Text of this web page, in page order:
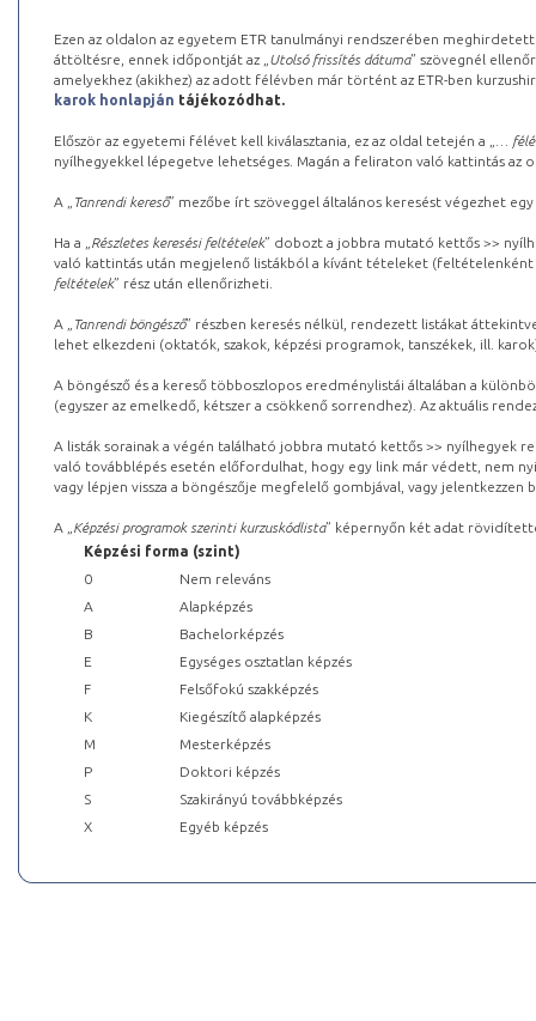
Ezen az oldalon az egyetem ETR tanulmányi rendszerében
áttöltésre, ennek időpontját az „ Utolsó frissítés dátuma” szövegnél
amelyekhez (akikhez) az adott félévben már történt az ETR-ben
karok honlapján tájékozódhat.
Először az egyetemi félévet kell kiválasztania, ez az oldal tetején a „
…
nyílhegyekkel lépegetve lehetséges. Magán a feliraton való kattintás az
A „ Tanrendi kereső” mezőbe írt szöveggel általános keresést végezhet
Ha a „ Részletes keresési feltételek” dobozt a jobbra mutató kettős >>
való kattintás után megjelenő listákból a kívánt tételeket (feltételenként
feltételek” rész után ellenőrizheti.
A „ Tanrendi böngésző” részben keresés nélkül, rendezett listákat
lehet elkezdeni (oktatók, szakok, képzési programok, tanszékek, ill.
A böngésző és a kereső többoszlopos eredménylistái általában a
(egyszer az emelkedő, kétszer a csökkenő sorrendhez). Az aktuális
A listák sorainak a végén található jobbra mutató kettős >> nyílhegyek
való továbblépés esetén előfordulhat, hogy egy link már védett, nem
vagy lépjen vissza a böngészője megfelelő gombjával, vagy
A „ Képzési programok szerinti kurzuskódlista” képernyőn két adat
Képzési forma (szint)
0
Nem releváns
A
Alapképzés
B
Bachelorképzés
E
Egységes osztatlan képzés
F
Felsőfokú szakképzés
K
Kiegészítő alapképzés
M
Mesterképzés
P
Doktori képzés
S
Szakirányú továbbképzés
X
Egyéb képzés